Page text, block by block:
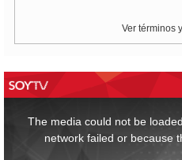
Ver términos
The media could not be
network failed or because